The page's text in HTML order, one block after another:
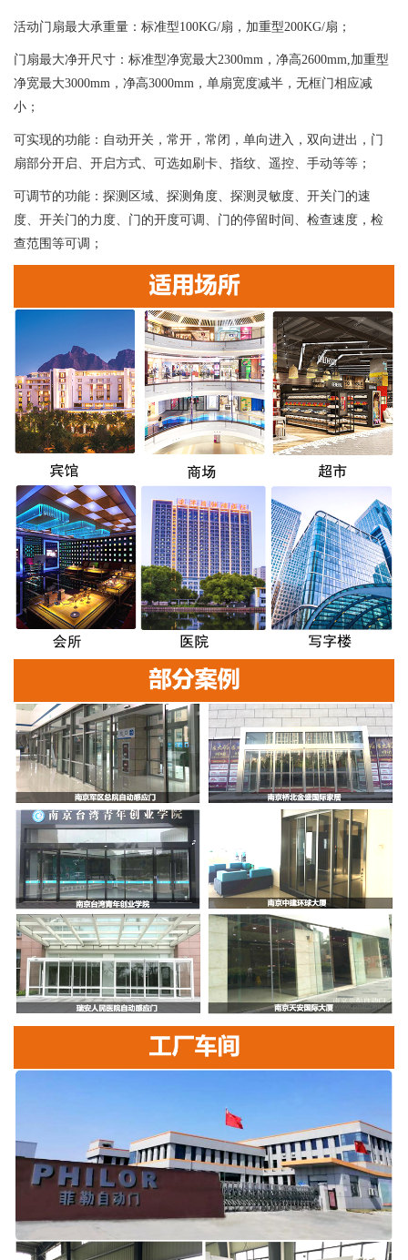
活动门扇最大承重量：标准型100KG/扇，加重型200KG/扇；
门扇最大净开尺寸：标准型净宽最大2300mm，净高2600mm,加重型
净宽最大3000mm，净高3000mm，单扇宽度减半，无框门相应减
小；
可实现的功能：自动开关，常开，常闭，单向进入，双向进出，门
扇部分开启、开启方式、可选如刷卡、指纹、遥控、手动等等；
可调节的功能：探测区域、探测角度、探测灵敏度、开关门的速
度、开关门的力度、门的开度可调、门的停留时间、检查速度，检
查范围等可调；